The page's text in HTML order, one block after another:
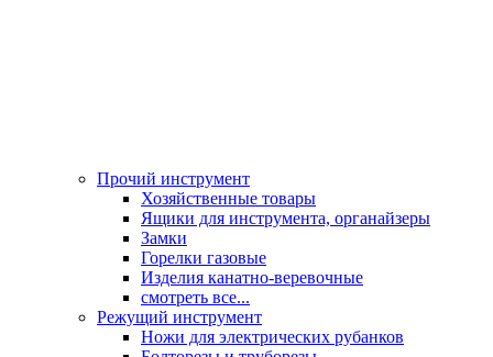
Прочий инструмент
Хозяйственные товары
Ящики для инструмента, органайзеры
Замки
Горелки газовые
Изделия канатно-веревочные
смотреть все...
Режущий инструмент
Ножи для электрических рубанков